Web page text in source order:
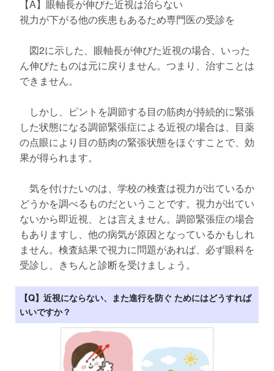
【A】眼軸長が伸びた近視は治らない
視力が下がる他の疾患もあるため専門医の受診を
図2に示した、眼軸長が伸びた近視の場合、いった
ん伸びたものは元に戻りません。つまり、治すことは
できません。
しかし、ピントを調節する目の筋肉が持続的に緊張
した状態になる調節緊張症による近視の場合は、目薬
の点眼により目の筋肉の緊張状態をほぐすことで、効
果が得られます。
気を付けたいのは、学校の検査は視力が出ているか
どうかを調べるものだということです。視力が出てい
ないから即近視、とは言えません。調節緊張症の場合
もありますし、他の病気が原因となっているかもしれ
ません。検査結果で視力に問題があれば、必ず眼科を
受診し、きちんと診断を受けましょう。
【Q】近視にならない、また進行を防ぐ ためにはどうすれば
いいですか？